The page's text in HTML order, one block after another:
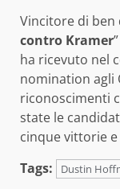
Vincitore di ben
contro Kramer
ha ricevuto nel
nomination agli
riconoscimenti
state le
cinque vittorie
Tags:
Dustin